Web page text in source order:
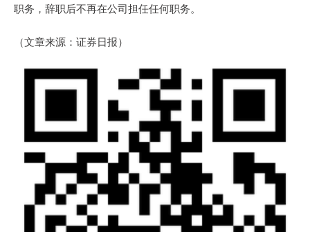
职务，辞职后不再在公司担任任何职务。
（文章来源：证券日报）